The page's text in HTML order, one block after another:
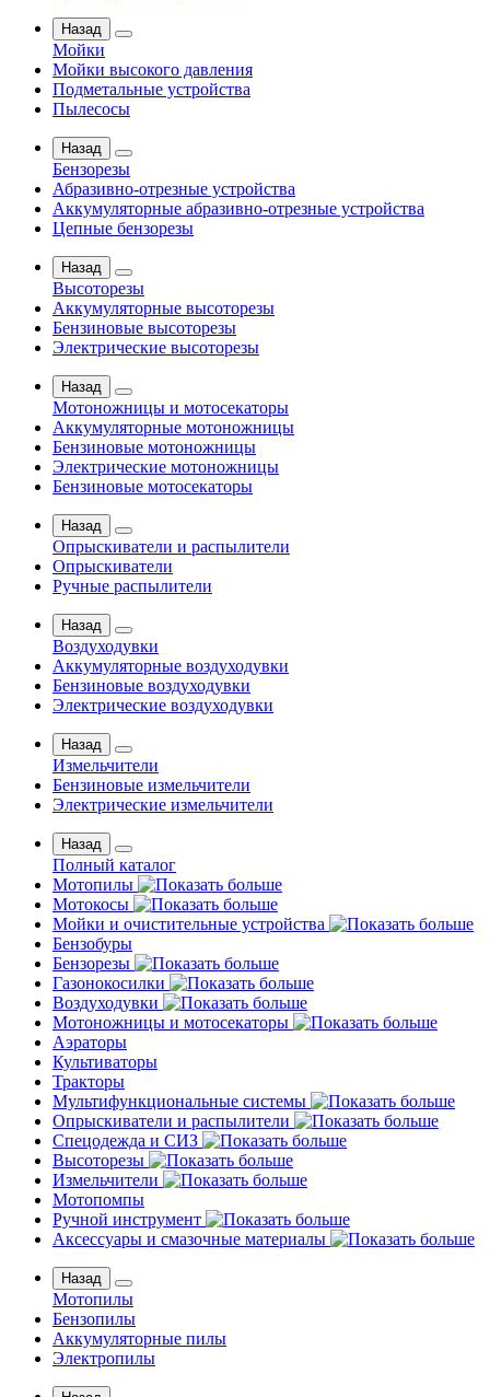
Назад
Мойки
Мойки высокого давления
Подметальные устройства
Пылесосы
Назад
Бензорезы
Абразивно-отрезные устройства
Аккумуляторные абразивно-отрезные устройства
Цепные бензорезы
Назад
Высоторезы
Аккумуляторные высоторезы
Бензиновые высоторезы
Электрические высоторезы
Назад
Мотоножницы и мотосекаторы
Аккумуляторные мотоножницы
Бензиновые мотоножницы
Электрические мотоножницы
Бензиновые мотосекаторы
Назад
Опрыскиватели и распылители
Опрыскиватели
Ручные распылители
Назад
Воздуходувки
Аккумуляторные воздуходувки
Бензиновые воздуходувки
Электрические воздуходувки
Назад
Измельчители
Бензиновые измельчители
Электрические измельчители
Назад
Полный каталог
Мотопилы
Мотокосы
Мойки и очистительные устройства
Бензобуры
Бензорезы
Газонокосилки
Воздуходувки
Мотоножницы и мотосекаторы
Аэраторы
Культиваторы
Тракторы
Мультифункциональные системы
Опрыскиватели и распылители
Спецодежда и СИЗ
Высоторезы
Измельчители
Мотопомпы
Ручной инструмент
Аксессуары и смазочные материалы
Назад
Мотопилы
Бензопилы
Аккумуляторные пилы
Электропилы